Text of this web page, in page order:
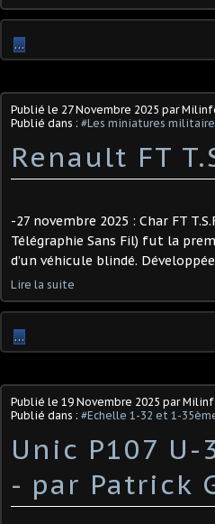
…
Publié le 27 Novembre 2025 par
Publié dans : #Les miniatures
Renault FT
-27 novembre 2025 : Char FT
Télégraphie Sans Fil) fut la
d’un véhicule blindé.
Lire la suite
…
Publié le 19 Novembre 2025 par
Publié dans : #Echelle 1-32 et 1-
Unic P107
- par Patrick